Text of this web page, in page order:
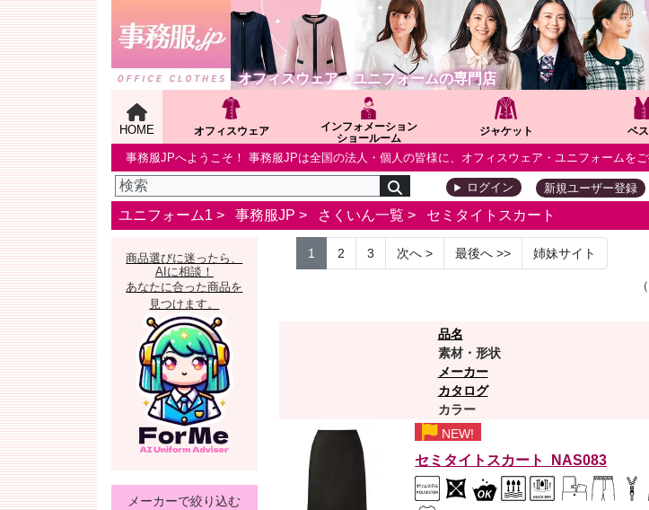
オフィスウェア・ユニフォームの専門店
HOME オフィスウェア
インフォメーション
ショールーム
ジャケット ベ
事務服JPへようこそ！ 事務服JPは全国の法人・個人の皆様に、オフィスウェア・ユニフォームを
ログイン 新規ユーザー登録
ユニフォーム1 > 事務服JP > さくいん一覧 > セミタイトスカート
商品選びに迷ったら、
AIに相談！
あなたに合った商品を
見つけます。
メーカーで絞り込む
1 2 3 次へ> 最後へ>> 姉妹サイト
品名
素材・形状
メーカー
カタログ
カラー
NEW!
セミタイトスカート NAS083